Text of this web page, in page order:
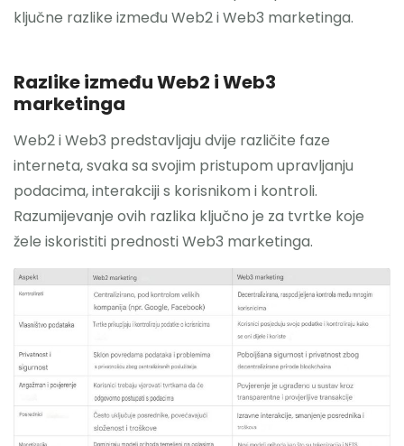
ključne razlike između Web2 i Web3 marketinga.
Razlike između Web2 i Web3
marketinga
Web2 i Web3 predstavljaju dvije različite faze
interneta, svaka sa svojim pristupom upravljanju
podacima, interakciji s korisnikom i kontroli.
Razumijevanje ovih razlika ključno je za tvrtke koje
žele iskoristiti prednosti Web3 marketinga.